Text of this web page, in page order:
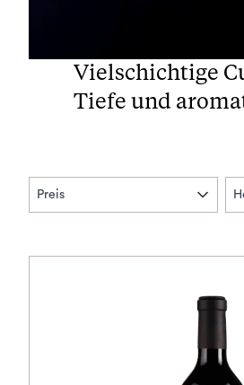
Vielschichtige
Tiefe und
Preis